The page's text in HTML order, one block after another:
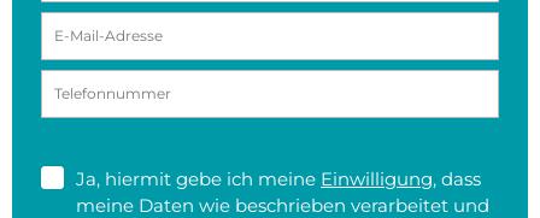
Ja, hiermit gebe ich meine Einwilligung, dass
meine Daten wie beschrieben verarbeitet und